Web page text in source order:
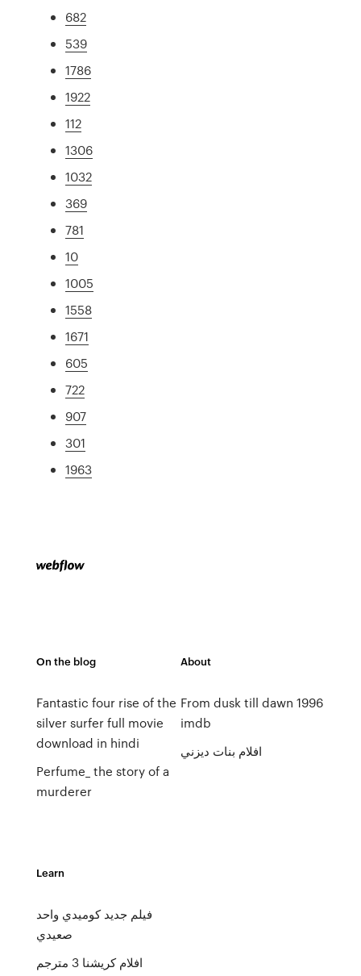
682
539
1786
1922
112
1306
1032
369
781
10
1005
1558
1671
605
722
907
301
1963
On the blog
Fantastic four rise of the
silver surfer full movie
download in hindi
Perfume_ the story of a
murderer
About
From dusk till dawn 1996
imdb
افلام بنات ديزني
Learn
فيلم جديد كوميدي واحد
صعيدي
افلام كريشنا 3 مترجم